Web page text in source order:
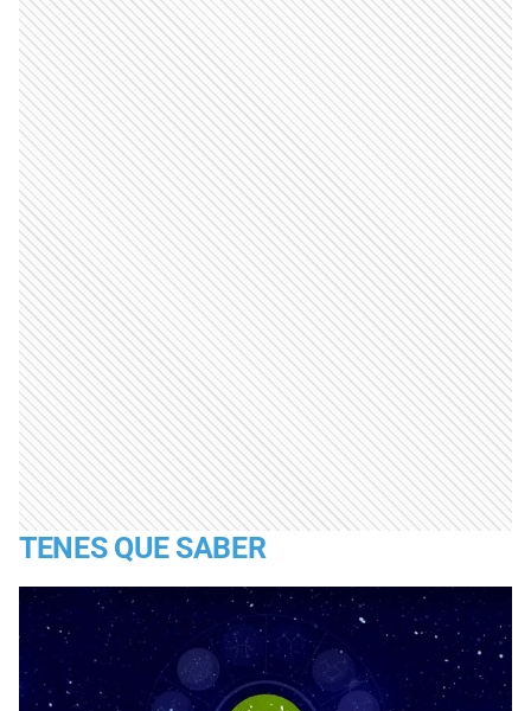
TENES QUE SABER